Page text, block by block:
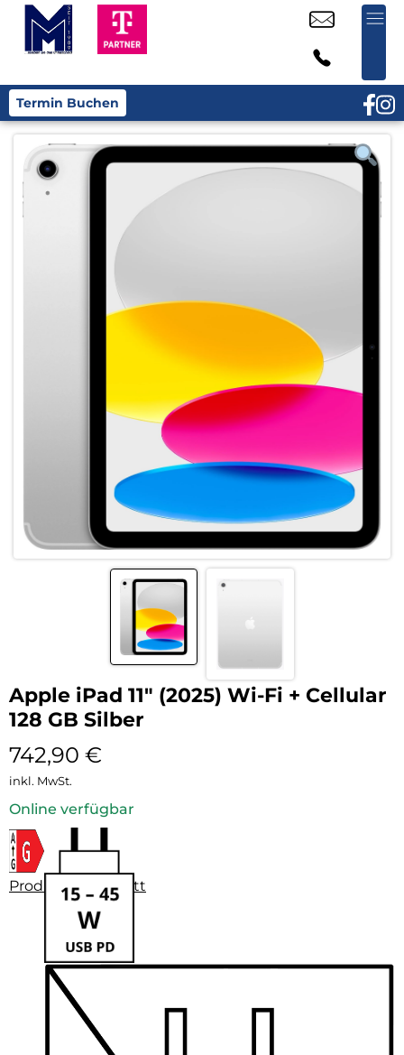
Termin Buchen
Apple iPad 11″ (2025) Wi-Fi + Cellular
128 GB Silber
742,90 €
inkl. MwSt.
Online verfügbar
Produktdatenblatt